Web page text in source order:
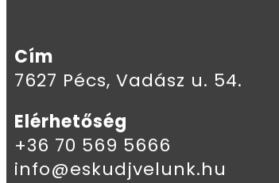
Cím
7627 Pécs, Vadász u. 54.
Elérhetőség
+36 70 569 5666
info@eskudjvelunk.hu